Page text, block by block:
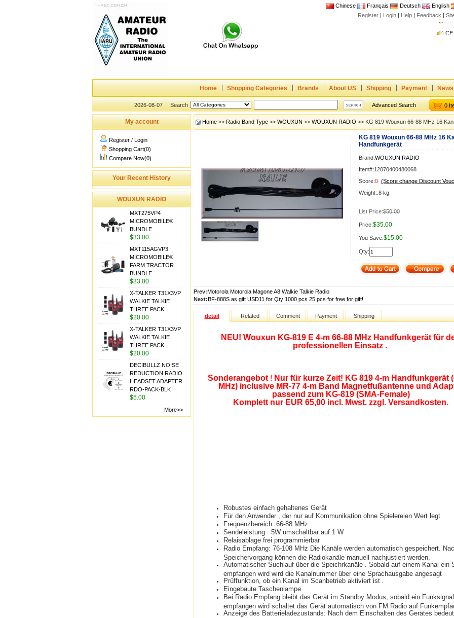
Chinese Français Deutsch English
Register | Login | Help | Feedback |
Home Shopping Categories Brands About US Shipping Payment
2026-08-07 Search Advanced Search 0
My account
Register / Login
Shopping Cart(0)
Compare Now(0)
Your Recent History
WOUXUN RADIO
MXT275VP4
MICROMOBILE®
BUNDLE
$33.00
MXT115AGVP3
MICROMOBILE®
FARM TRACTOR
BUNDLE
$33.00
X-TALKER T31X3VP
WALKIE TALKIE
THREE PACK
$20.00
X-TALKER T31X3VP
WALKIE TALKIE
THREE PACK
$20.00
DECIBULLZ NOISE
REDUCTION RADIO
HEADSET ADAPTER
RDO-PACK-BLK
$5.00
More>>
Home >> Radio Band Type >> WOUXUN >> WOUXUN RADIO >> KG 819 Wouxun 66-88 MHz 16
KG 819 Wouxun 66-88 MHz 16
Handfunkgerät
Brand:WOUXUN RADIO
Item#:12070400480068
Score:0 (Score change Discount
Weight:.8 kg.
List Price:$50.00
Price:$35.00
You Save:$15.00
Qty:
Prev:Motorola Motorola Magone A8 Walkie Talkie Radio
Next:BF-888S as gift USD11 for Qty:1000 pcs 25 pcs for free for gift!
detail Related Comment Payment Shipping
NEU! Wouxun KG-819 E 4-m 66-88 MHz Handfunkgerät für
professionellen Einsatz .
Sonderangebot! Nur für kurze Zeit! KG 819 4-m Handfunkgerät
MHz) inclusive MR-77 4-m Band Magnetfußantenne und
passend zum KG-819 (SMA-Female)
Komplett nur EUR 65,00 incl. Mwst. zzgl. Versandkosten.
Robustes einfach gehaltenes Gerät
Für den Anwender , der nur auf Kommunikation ohne Spielereien Wert legt
Frequenzbereich: 66-88 MHz
Sendeleistung : 5W umschaltbar auf 1 W
Relaisablage frei programmierbar
Radio Empfang: 76-108 MHz Die Kanäle werden automatisch gespeichert.
Speichervorgang können die Radiokanäle manuell nachjustiert werden.
Automatischer Suchlauf über die Speichrkanäle . Sobald auf einem Kanal ein
empfangen wird wird die Kanalnummer über eine Sprachausgabe angesagt
Prüffunktion, ob ein Kanal im Scanbetrieb aktiviert ist
Eingebaute Taschenlampe
Bei Radio Empfang bleibt das Gerät im Standby Modus, sobald ein Funksignal
empfangen wird schaltet das Gerät automatisch von FM Radio auf
Anzeige des Batterieladezustands: Nach dem Einschalten des Gerätes